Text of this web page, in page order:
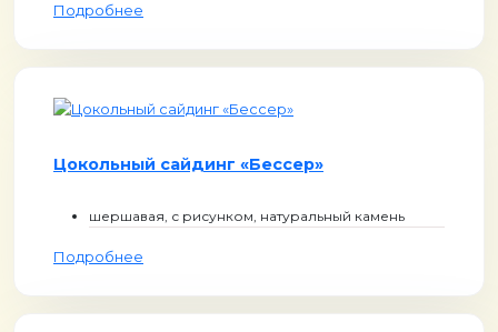
Подробнее
Цокольный сайдинг «Бессер»
шершавая, с рисунком, натуральный камень
Подробнее